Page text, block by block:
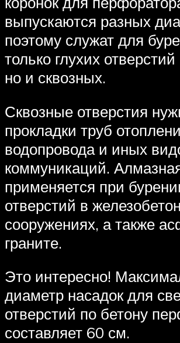
выпускаются разных
поэтому служат для
только глухих
но и сквозных.
Сквозные отверстия
прокладки труб
водопровода и иных
коммуникаций.
применяется при
отверстий в
сооружениях, а также
граните.
Это интересно!
диаметр насадок для
отверстий по бетону
составляет 60 см.